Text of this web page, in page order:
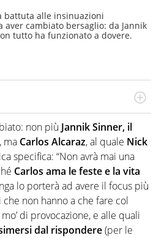
battuta alle insinuazioni
cambiato bersaglio: da Jannik
tutto ha funzionato a dovere.
sportivo a tutto campo, è il
Provate a chiedergli di boxe, di
curling: ve ne farà innamorare
non più Jannik Sinner, il
, ma Carlos Alcaraz, al quale Nick
specifica: “Non avrà mai una
Carlos ama le feste e la vita
lo porterà ad avere il focus più
non hanno a che fare col
di provocazione, e alle quali
dal rispondere(per le